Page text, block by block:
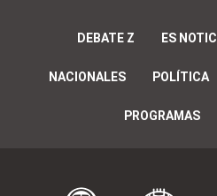
DEBATE Z ES
NACIONALES POLÍTICA
PROGRAMAS